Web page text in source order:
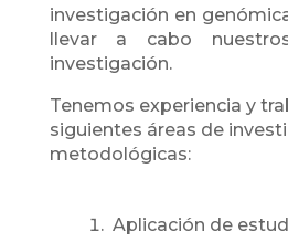
investigación en
llevar a cabo
investigación.
Tenemos experiencia y
siguientes áreas de
metodológicas:
Aplicación de